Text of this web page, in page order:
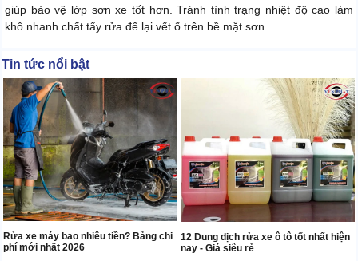
giúp bảo vệ lớp sơn xe tốt hơn. Tránh tình trạng nhiệt độ cao làm
khô nhanh chất tẩy rửa để lại vết ố trên bề mặt sơn.
Tin tức nổi bật
Rửa xe máy bao nhiêu tiền? Bảng chi
phí mới nhất 2026
12 Dung dịch rửa xe ô tô tốt nhất hiện
nay - Giá siêu rẻ